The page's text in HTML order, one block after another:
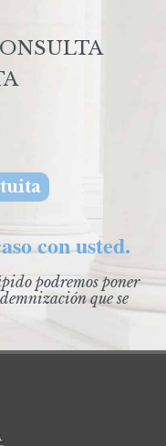
con usted.
podremos poner
que se